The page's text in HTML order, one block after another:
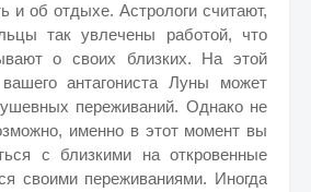
и об отдыхе. Астрологи считают,
так увлечены работой, что
о своих близких. На этой
антагониста Луны может
переживаний. Однако не
именно в этот момент вы
с близкими на откровенные
своими переживаниями. Иногда